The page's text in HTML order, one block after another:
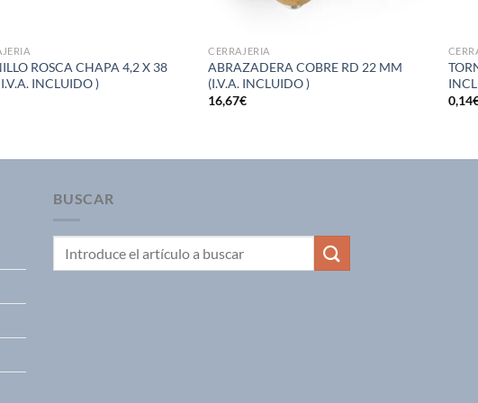
ROSCA CHAPA 4,2 X 38
INCLUIDO )
CERRAJERIA
ABRAZADERA COBRE RD 22 MM
(I.V.A. INCLUIDO )
16,67€
0,14
BUSCAR